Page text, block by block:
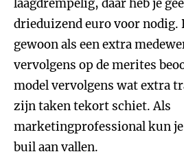
laagdrempelig, daar heb je
drieduizend euro voor nodig.
gewoon als een extra
vervolgens op de merites
model vervolgens wat extra
zijn taken tekort schiet. Als
marketingprofessional kun je
buil aan vallen.